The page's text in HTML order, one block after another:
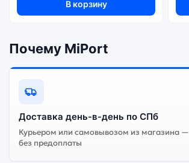
В корзину
Почему MiPort
Доставка день-в-день по СПб
Курьером или самовывозом из магазина —
без предоплаты